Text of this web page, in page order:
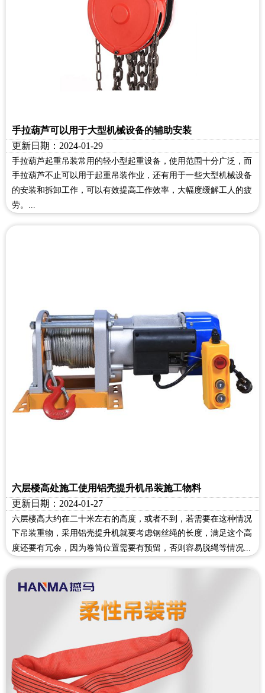
手拉葫芦可以用于大型机械设备的辅助安装
更新日期：2024-01-29
手拉葫芦起重吊装常用的轻小型起重设备，使用范围十分广泛，而
手拉葫芦不止可以用于起重吊装作业，还有用于一些大型机械设备
的安装和拆卸工作，可以有效提高工作效率，大幅度缓解工人的疲
劳。...
六层楼高处施工使用铝壳提升机吊装施工物料
更新日期：2024-01-27
六层楼高大约在二十米左右的高度，或者不到，若需要在这种情况
下吊装重物，采用铝壳提升机就要考虑钢丝绳的长度，满足这个高
度还要有冗余，因为卷筒位置需要有预留，否则容易脱绳等情况...